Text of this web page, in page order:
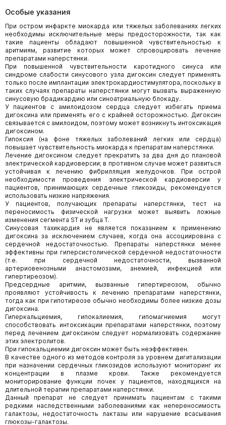
Особые указания
При остром инфаркте миокарда или тяжелых заболеваниях легких
необходимы исключительные меры предосторожности, так как
такие пациенты обладают повышенной чувствительностью к
аритмиям, развитие которых может спровоцировать лечение
препаратами наперстянки.
При повышенной чувствительности каротидного синуса или
синдроме слабости синусового узла дигоксин следует применять
только после имплантации электрокардиостимулятора, поскольку в
таких случаях препараты наперстянки могут вызвать выраженную
синусовую брадикардию или синоатриальную блокаду.
У пациентов с амилоидозом сердца следует избегать приема
дигоксина или применять его с крайней осторожностью. Дигоксин
связывается с амилоидом, поэтому может возникнуть интоксикация
дигоксином.
Гипоксия (на фоне тяжелых заболеваний легких или сердца)
повышает чувствительность миокарда к препаратам наперстянки.
Лечение дигоксином следует прекратить за два дня до плановой
электрической кардиоверсии; в противном случае может развиться
устойчивая к лечению фибрилляция желудочков. При острой
необходимости проведения электрической кардиоверсии у
пациентов, принимающих сердечные гликозиды, рекомендуется
использовать низкие напряжения.
У пациентов, получающих препараты наперстянки, тест на
переносимость физической нагрузки может выявить ложные
изменения сегмента ST и зубца T.
Синусовая тахикардия не является показанием к применению
дигоксина за исключением случаев, когда она ассоциирована с
сердечной недостаточностью. Препараты наперстянки менее
эффективны при гиперсистолической сердечной недостаточности
(т.е. при сердечной недостаточности, вызванной
артериовенозными анастомозами, анемией, инфекцией или
гипертиреозом).
Предсердные аритмии, вызванные гипертиреозом, обычно
проявляют устойчивость к лечению препаратами наперстянки,
тогда как при гипотиреозе обычно необходимы более низкие дозы
дигоксина.
Гиперкальциемия, гипокалиемия, гипомагниемия могут
способствовать интоксикации препаратами наперстянки, поэтому
перед лечением дигоксином следует нормализовать содержание
этих электролитов.
При гипокальциемии дигоксин может быть неэффективен.
В качестве одного из методов контроля за уровнем дигитализации
при назначении сердечных гликозидов используют мониторинг их
концентрации в плазме крови. Также рекомендуется
мониторирование функции почек у пациентов, находящихся на
длительной терапии препаратами наперстянки.
Данный препарат не следует принимать пациентам с такими
редкими наследственными заболеваниями как непереносимость
галактозы, недостаточность лактазы или нарушение всасывания
глюкозы-галактозы.